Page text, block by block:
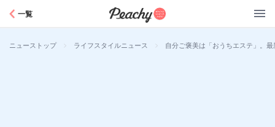
一覧
ニューストップ > ライフスタイルニュース > 自分ご褒美は「おうちエステ」。